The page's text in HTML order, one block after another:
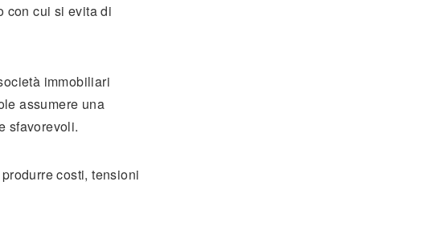
con cui si evita di
immobiliari
assumere una
sfavorevoli.
costi, tensioni